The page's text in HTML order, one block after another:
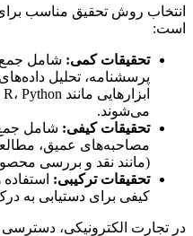
انتخاب روش تحقیق مناسب
است:
تحقیقات کمی: شامل
می‌شوند.
تحقیقات کیفی: شامل
مصاحبه‌های عمیق،
(مانند نقد و بررسی
تحقیقات ترکیبی:
کیفی برای دستیابی به
در تجارت الکترونیکی، دسترسی